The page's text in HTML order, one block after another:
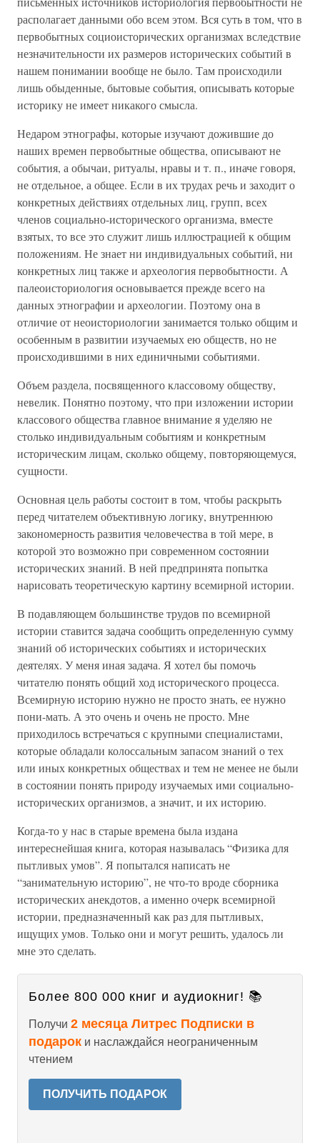
располагает данными обо всем этом. Вся суть в том, что в
первобытных социоисторических организмах вследствие
незначительности их размеров исторических событий в
нашем понимании вообще не было. Там происходили
лишь обыденные, бытовые события, описывать которые
историку не имеет никакого смысла.
Недаром этнографы, которые изучают дожившие до
наших времен первобытные общества, описывают не
события, а обычаи, ритуалы, нравы и т. п., иначе говоря,
не отдельное, а общее. Если в их трудах речь и заходит о
конкретных действиях отдельных лиц, групп, всех
членов социально-исторического организма, вместе
взятых, то все это служит лишь иллюстрацией к общим
положениям. Не знает ни индивидуальных событий, ни
конкретных лиц также и археология первобытности. А
палеоисториология основывается прежде всего на
данных этнографии и археологии. Поэтому она в
отличие от неоисториологии занимается только общим и
особенным в развитии изучаемых ею обществ, но не
происходившими в них единичными событиями.
Объем раздела, посвященного классовому обществу,
невелик. Понятно поэтому, что при изложении истории
классового общества главное внимание я уделяю не
столько индивидуальным событиям и конкретным
историческим лицам, сколько общему, повторяющемуся,
сущности.
Основная цель работы состоит в том, чтобы раскрыть
перед читателем объективную логику, внутреннюю
закономерность развития человечества в той мере, в
которой это возможно при современном состоянии
исторических знаний. В ней предпринята попытка
нарисовать теоретическую картину всемирной истории.
В подавляющем большинстве трудов по всемирной
истории ставится задача сообщить определенную сумму
знаний об исторических событиях и исторических
деятелях. У меня иная задача. Я хотел бы помочь
читателю понять общий ход исторического процесса.
Всемирную историю нужно не просто знать, ее нужно
пони-мать. А это очень и очень не просто. Мне
приходилось встречаться с крупными специалистами,
которые обладали колоссальным запасом знаний о тех
или иных конкретных обществах и тем не менее не были
в состоянии понять природу изучаемых ими социально-
исторических организмов, а значит, и их историю.
Когда-то у нас в старые времена была издана
интереснейшая книга, которая называлась “Физика для
пытливых умов”. Я попытался написать не
“занимательную историю”, не что-то вроде сборника
исторических анекдотов, а именно очерк всемирной
истории, предназначенный как раз для пытливых,
ищущих умов. Только они и могут решить, удалось ли
мне это сделать.
Более 800 000 книг и аудиокниг! 📚
Получи 2 месяца Литрес Подписки в
подарок и наслаждайся неограниченным
чтением
ПОЛУЧИТЬ ПОДАРОК